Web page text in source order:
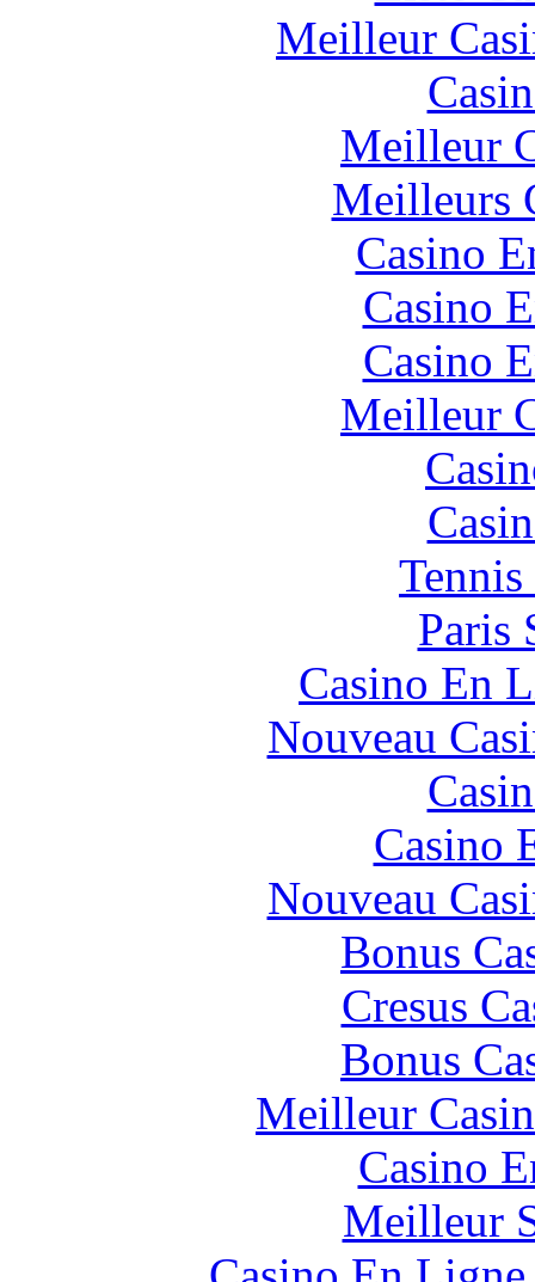
Meilleur
Meilleur
Meilleurs
Casino
Casino
Casino
Meilleur
Paris
Casino En
Nouveau
Casino
Nouveau
Bonus
Cresus
Bonus
Meilleur
Casino
Meilleur